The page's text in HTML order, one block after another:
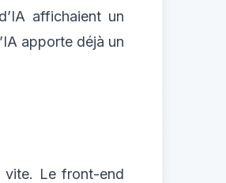
affichaient un
apporte déjà un
vite. Le front-end